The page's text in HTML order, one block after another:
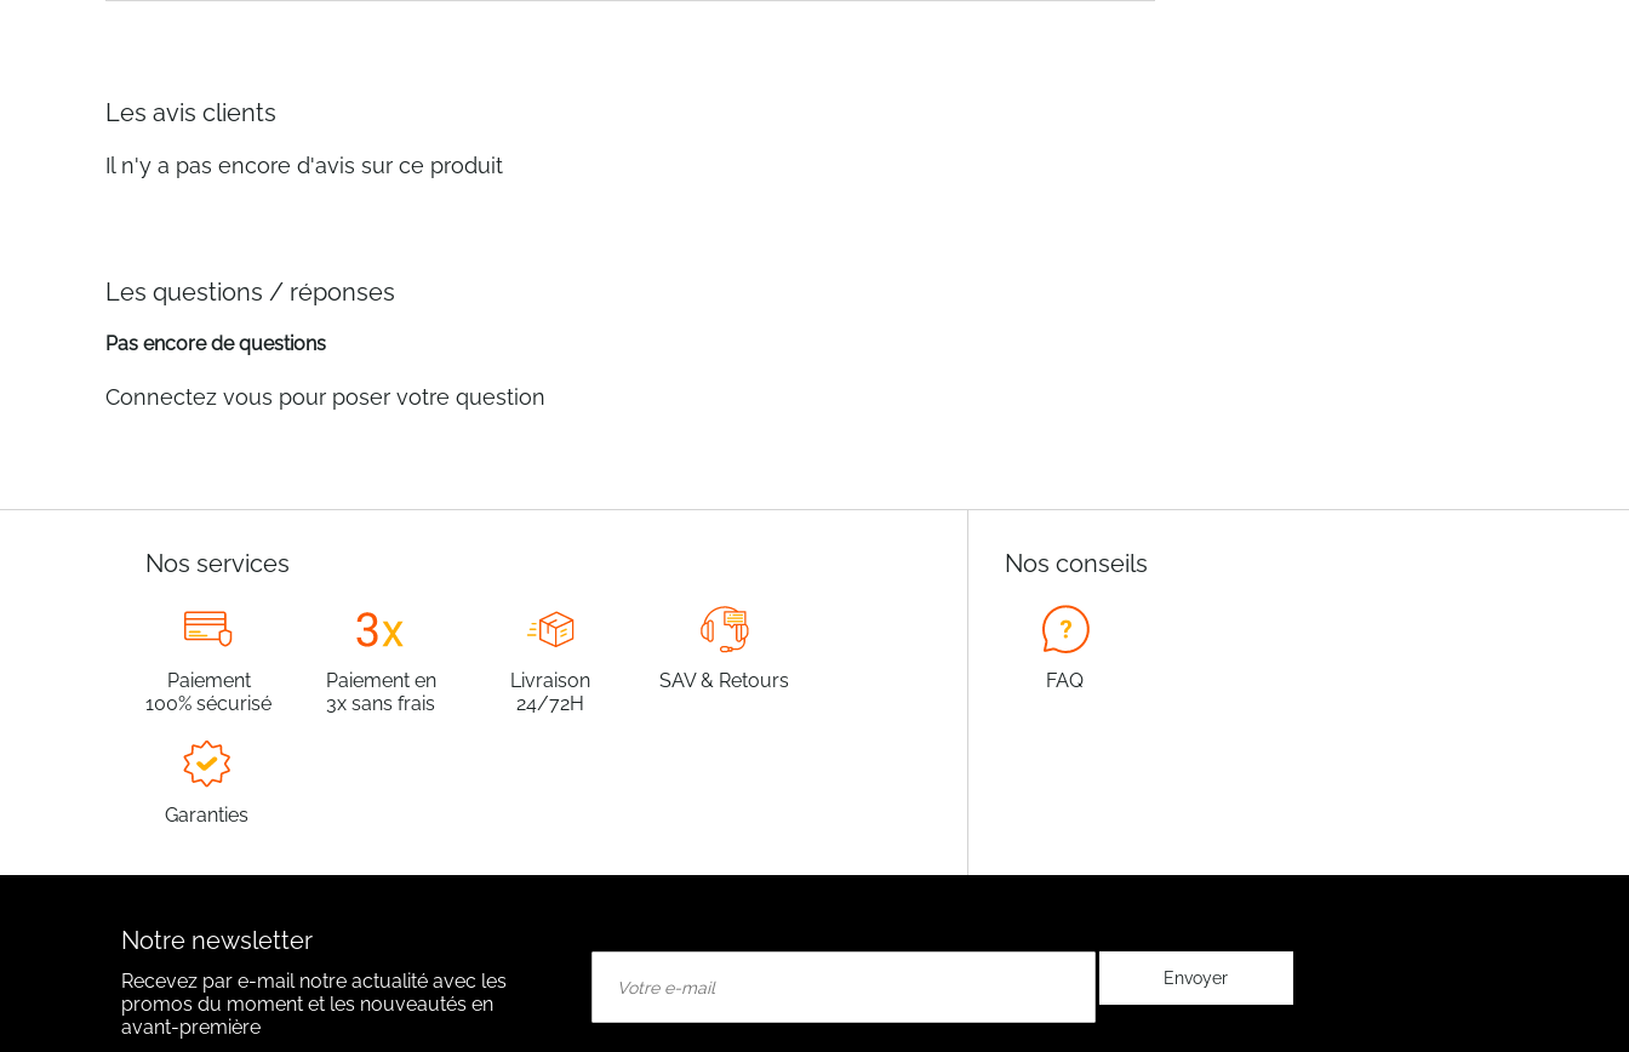
Les avis clients
Il n'y a pas encore d'avis sur ce produit
Les questions / réponses
Pas encore de questions
Connectez vous pour poser votre question
Nos services
Paiement
100% sécurisé
Paiement en
3x sans frais
Livraison
24/72H
SAV & Retours
Garanties
Nos conseils
FAQ
Notre newsletter
Recevez par e-mail notre actualité avec les
promos du moment et les nouveautés en
avant-première
notre
Envoyer